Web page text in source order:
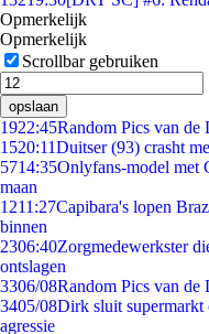
Opmerkelijk
Opmerkelijk
Scrollbar gebruiken
opslaan
1922:45Random Pics van de
1520:11Duitser (93) crasht
5714:35Onlyfans-model met
maan
1211:27Capibara's lopen
binnen
2306:40Zorgmedewerkster
ontslagen
3306/08Random Pics van de
3405/08Dirk sluit supermarkt
agressie